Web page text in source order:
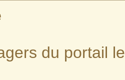
du portail